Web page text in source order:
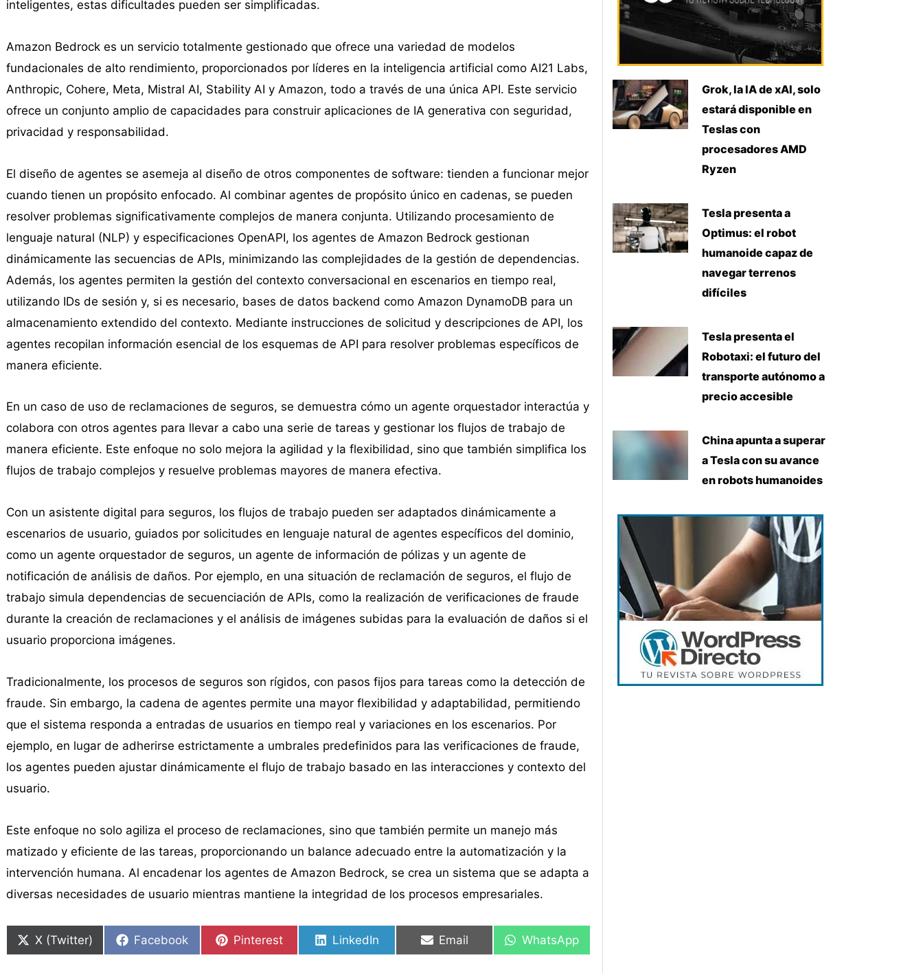
inteligentes, estas dificultades pueden ser simplificadas.
Amazon Bedrock es un servicio totalmente gestionado que ofrece una variedad de modelos
fundacionales de alto rendimiento, proporcionados por líderes en la inteligencia artificial como AI21 Labs,
Anthropic, Cohere, Meta, Mistral AI, Stability AI y Amazon, todo a través de una única API. Este servicio
ofrece un conjunto amplio de capacidades para construir aplicaciones de IA generativa con seguridad,
privacidad y responsabilidad.
El diseño de agentes se asemeja al diseño de otros componentes de software: tienden a funcionar mejor
cuando tienen un propósito enfocado. Al combinar agentes de propósito único en cadenas, se pueden
resolver problemas significativamente complejos de manera conjunta. Utilizando procesamiento de
lenguaje natural (NLP) y especificaciones OpenAPI, los agentes de Amazon Bedrock gestionan
dinámicamente las secuencias de APIs, minimizando las complejidades de la gestión de dependencias.
Además, los agentes permiten la gestión del contexto conversacional en escenarios en tiempo real,
utilizando IDs de sesión y, si es necesario, bases de datos backend como Amazon DynamoDB para un
almacenamiento extendido del contexto. Mediante instrucciones de solicitud y descripciones de API, los
agentes recopilan información esencial de los esquemas de API para resolver problemas específicos de
manera eficiente.
En un caso de uso de reclamaciones de seguros, se demuestra cómo un agente orquestador interactúa y
colabora con otros agentes para llevar a cabo una serie de tareas y gestionar los flujos de trabajo de
manera eficiente. Este enfoque no solo mejora la agilidad y la flexibilidad, sino que también simplifica los
flujos de trabajo complejos y resuelve problemas mayores de manera efectiva.
Con un asistente digital para seguros, los flujos de trabajo pueden ser adaptados dinámicamente a
escenarios de usuario, guiados por solicitudes en lenguaje natural de agentes específicos del dominio,
como un agente orquestador de seguros, un agente de información de pólizas y un agente de
notificación de análisis de daños. Por ejemplo, en una situación de reclamación de seguros, el flujo de
trabajo simula dependencias de secuenciación de APIs, como la realización de verificaciones de fraude
durante la creación de reclamaciones y el análisis de imágenes subidas para la evaluación de daños si el
usuario proporciona imágenes.
Tradicionalmente, los procesos de seguros son rígidos, con pasos fijos para tareas como la detección de
fraude. Sin embargo, la cadena de agentes permite una mayor flexibilidad y adaptabilidad, permitiendo
que el sistema responda a entradas de usuarios en tiempo real y variaciones en los escenarios. Por
ejemplo, en lugar de adherirse estrictamente a umbrales predefinidos para las verificaciones de fraude,
los agentes pueden ajustar dinámicamente el flujo de trabajo basado en las interacciones y contexto del
usuario.
Este enfoque no solo agiliza el proceso de reclamaciones, sino que también permite un manejo más
matizado y eficiente de las tareas, proporcionando un balance adecuado entre la automatización y la
intervención humana. Al encadenar los agentes de Amazon Bedrock, se crea un sistema que se adapta a
diversas necesidades de usuario mientras mantiene la integridad de los procesos empresariales.
X (Twitter) Facebook Pinterest LinkedIn Email WhatsApp
Grok, la IA de xAI, solo
estará disponible en
Teslas con
procesadores AMD
Ryzen
Tesla presenta a
Optimus: el robot
humanoide capaz de
navegar terrenos
difíciles
Tesla presenta el
Robotaxi: el futuro del
transporte autónomo a
precio accesible
China apunta a superar
a Tesla con su avance
en robots humanoides